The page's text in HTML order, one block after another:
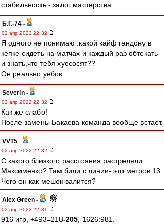
стабильность - залог мастерства.
Б.Г.-74 -
02 апр 2022 22:32
Я одного не понимаю :какой кайф гандону в
кепке сидеть на матчах и каждый раз обтекать
и знать,что тебя хуесосят??
Он реально уёбок
Severin -
02 апр 2022 22:32
Как же слабо!
После замены Бакаева команда вообще встает.
VVT5 -
02 апр 2022 22:32
С какого близкого расстояния растреляли
Максименко? Там били с линии- это метров 13.
Чего он как мешок валится?
Alex Green -
02 апр 2022 22:31
916 игр, +493=218-205 , 1626:981.